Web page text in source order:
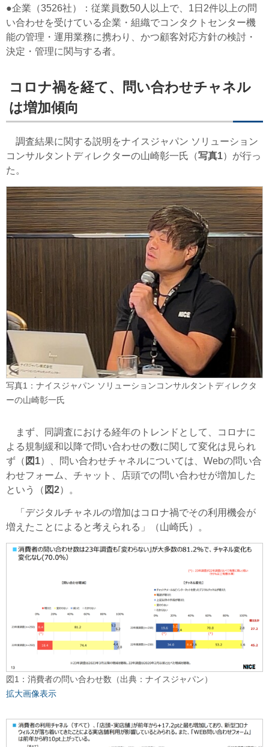
●企業（3526社）：従業員数50人以上で、1日2件以上の問
い合わせを受けている企業・組織でコンタクトセンター機
能の管理・運用業務に携わり、かつ顧客対応方針の検討・
決定・管理に関与する者。
コロナ禍を経て、問い合わせチャネル
は増加傾向
調査結果に関する説明をナイスジャパン ソリューション
コンサルタントディレクターの山崎彰一氏（写真1）が行っ
た。
写真1：ナイスジャパン ソリューションコンサルタントディレクタ
ーの山崎彰一氏
まず、同調査における経年のトレンドとして、コロナに
よる規制緩和以降で問い合わせの数に関して変化は見られ
ず（ 図1）、問い合わせチャネルについては、Webの問い合
わせフォーム、チャット、店頭での問い合わせが増加した
という（ 図2）。
「デジタルチャネルの増加はコロナ禍でその利用機会が
増えたことによると考えられる」（山崎氏）。
図1：消費者の問い合わせ数（出典：ナイスジャパン）
拡大画像表示